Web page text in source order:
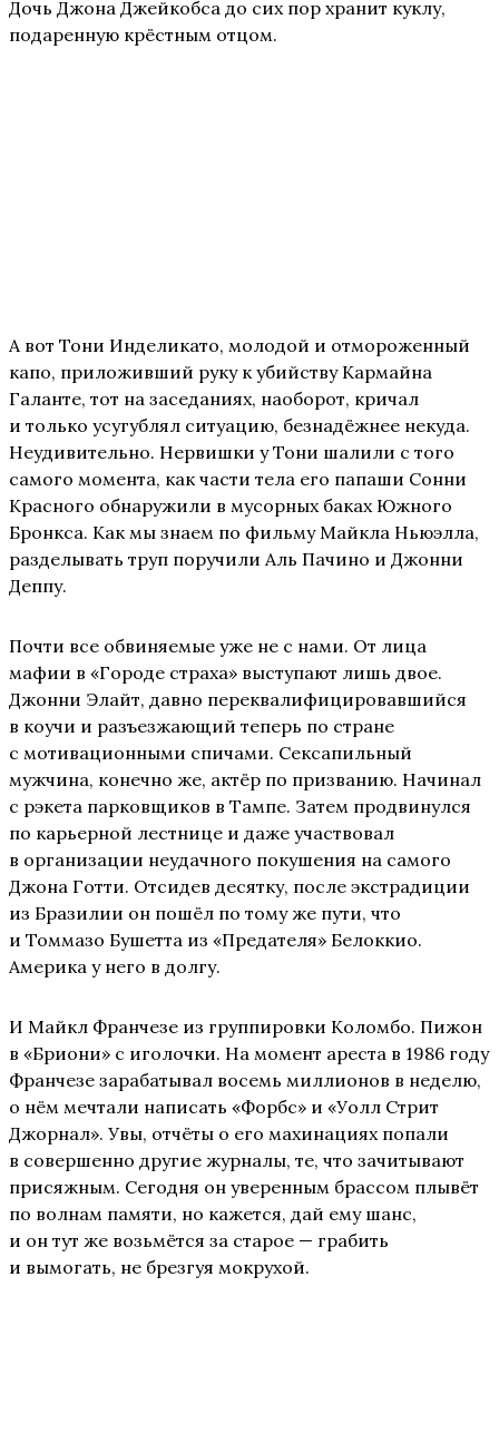
Дочь Джона Джейкобса до сих пор хранит куклу,
подаренную крёстным отцом.
А вот Тони Инделикато, молодой и отмороженный
капо, приложивший руку к убийству Кармайна
Галанте, тот на заседаниях, наоборот, кричал
и только усугублял ситуацию, безнадёжнее некуда.
Неудивительно. Нервишки у Тони шалили с того
самого момента, как части тела его папаши Сонни
Красного обнаружили в мусорных баках Южного
Бронкса. Как мы знаем по фильму Майкла Ньюэлла,
разделывать труп поручили Аль Пачино и Джонни
Деппу.
Почти все обвиняемые уже не с нами. От лица
мафии в «Городе страха» выступают лишь двое.
Джонни Элайт, давно переквалифицировавшийся
в коучи и разъезжающий теперь по стране
с мотивационными спичами. Сексапильный
мужчина, конечно же, актёр по призванию. Начинал
с рэкета парковщиков в Тампе. Затем продвинулся
по карьерной лестнице и даже участвовал
в организации неудачного покушения на самого
Джона Готти. Отсидев десятку, после экстрадиции
из Бразилии он пошёл по тому же пути, что
и Томмазо Бушетта из «Предателя» Белоккио.
Америка у него в долгу.
И Майкл Франчезе из группировки Коломбо. Пижон
в «Бриони» с иголочки. На момент ареста в 1986 году
Франчезе зарабатывал восемь миллионов в неделю,
о нём мечтали написать «Форбс» и «Уолл Стрит
Джорнал». Увы, отчёты о его махинациях попали
в совершенно другие журналы, те, что зачитывают
присяжным. Сегодня он уверенным брассом плывёт
по волнам памяти, но кажется, дай ему шанс,
и он тут же возьмётся за старое — грабить
и вымогать, не брезгуя мокрухой.